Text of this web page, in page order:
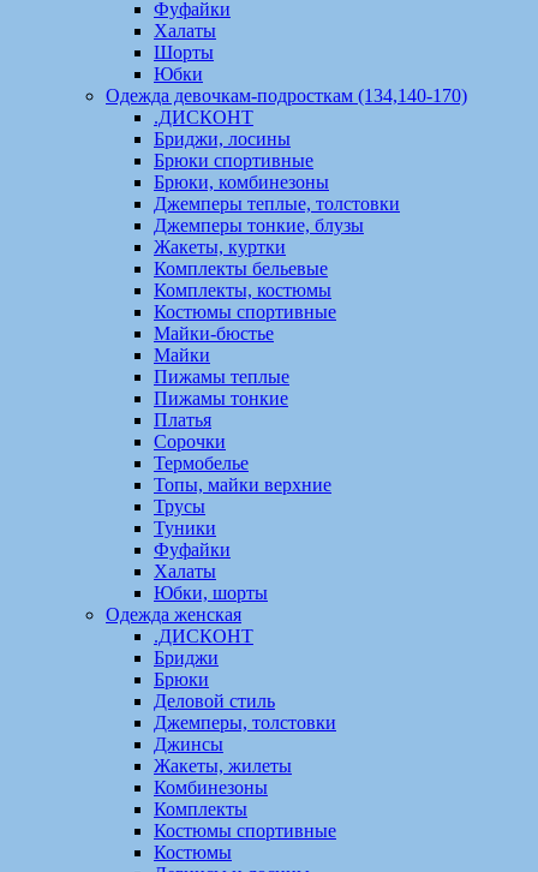
Фуфайки
Халаты
Шорты
Юбки
Одежда девочкам-подросткам (134,140-170)
.ДИСКОНТ
Бриджи, лосины
Брюки спортивные
Брюки, комбинезоны
Джемперы теплые, толстовки
Джемперы тонкие, блузы
Жакеты, куртки
Комплекты бельевые
Комплекты, костюмы
Костюмы спортивные
Майки-бюстье
Майки
Пижамы теплые
Пижамы тонкие
Платья
Сорочки
Термобелье
Топы, майки верхние
Трусы
Туники
Фуфайки
Халаты
Юбки, шорты
Одежда женская
.ДИСКОНТ
Бриджи
Брюки
Деловой стиль
Джемперы, толстовки
Джинсы
Жакеты, жилеты
Комбинезоны
Комплекты
Костюмы спортивные
Костюмы